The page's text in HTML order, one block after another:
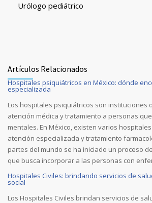
Urólogo pediátrico
Artículos Relacionados
Hospitales psiquiátricos en México: dónde
especializada
Los hospitales psiquiátricos son instituciones
atención médica y tratamiento a personas
mentales. En México, existen varios
atención especializada y tratamiento
partes del mundo se ha iniciado un proceso
que busca incorporar a las personas con
Hospitales Civiles: brindando servicios de
social
Los Hospitales Civiles brindan servicios de